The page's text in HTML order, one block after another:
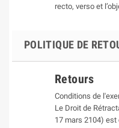
recto, verso et
POLITIQUE DE
Retours
Conditions de
Le Droit de
17 mars 2104)